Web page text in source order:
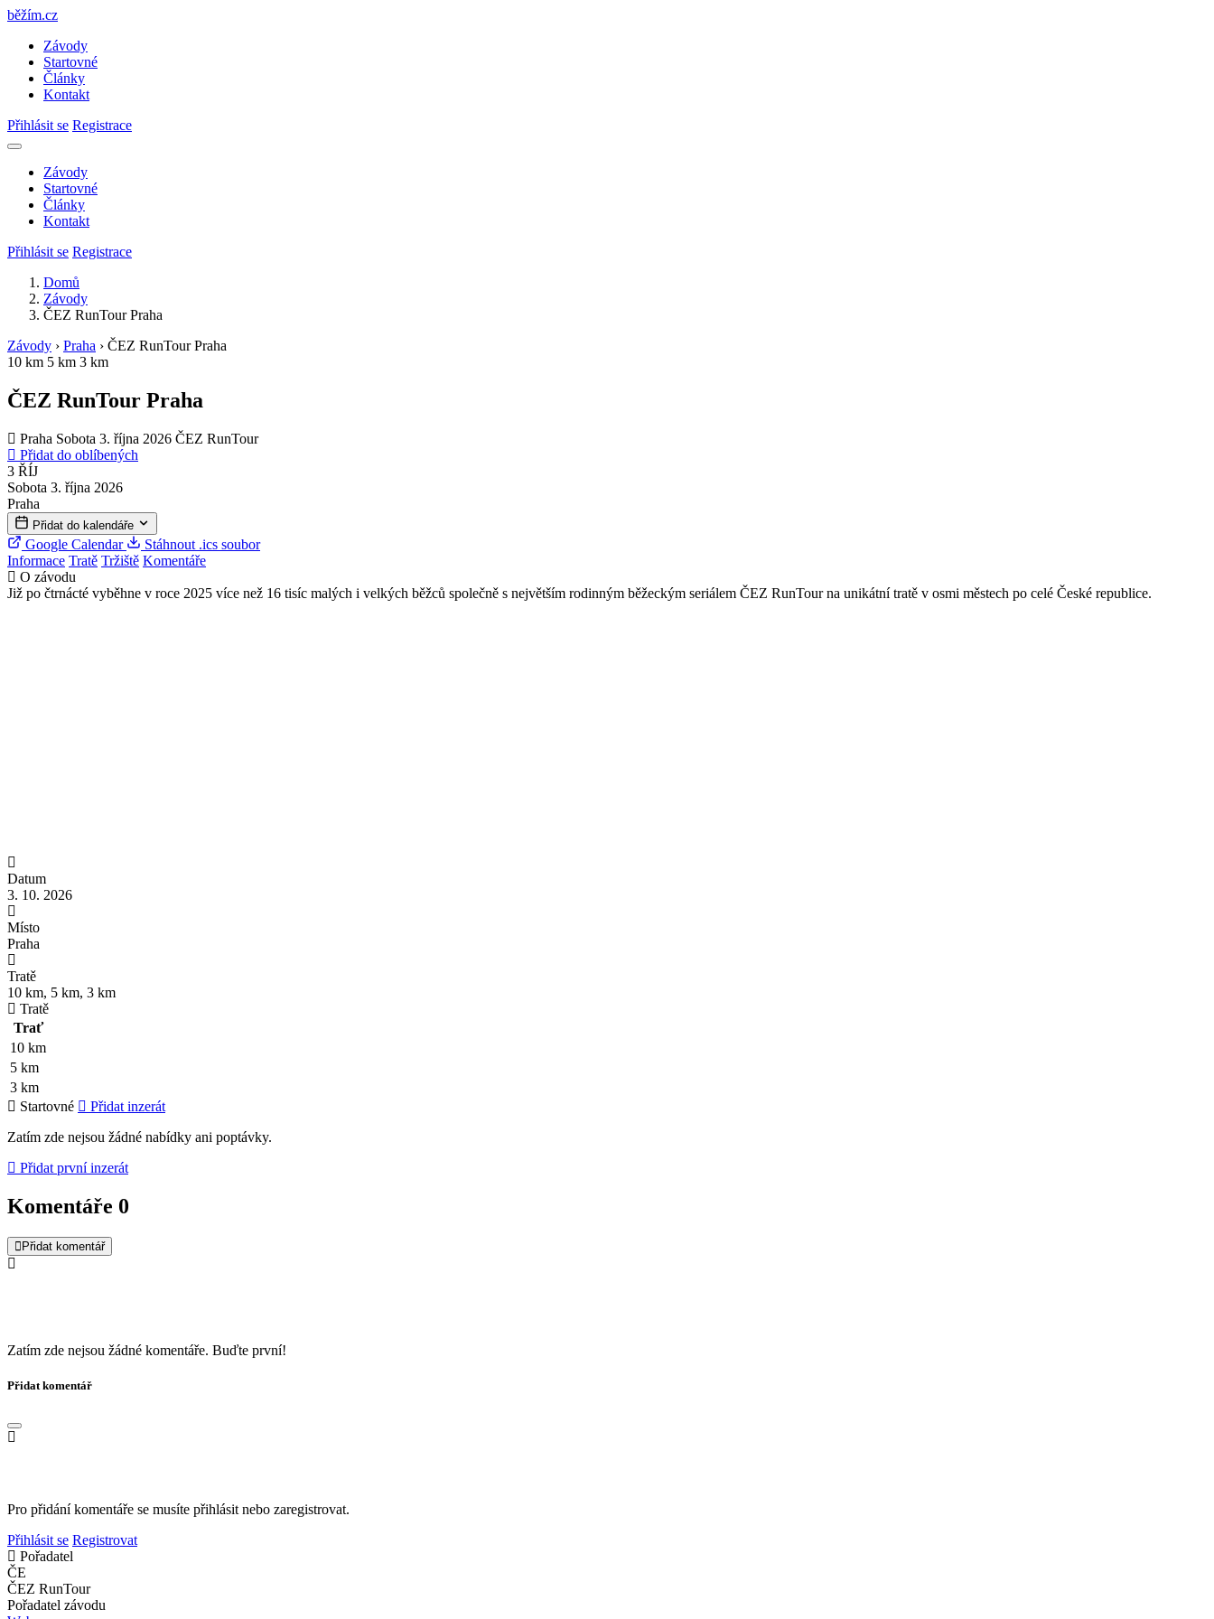
běžím.cz
Závody
Startovné
Články
Kontakt
Přihlásit se Registrace
Závody
Startovné
Články
Kontakt
Přihlásit se Registrace
Domů
Závody
ČEZ RunTour Praha
Závody › Praha › ČEZ RunTour Praha
10 km 5 km 3 km
ČEZ RunTour Praha
Praha Sobota 3. října 2026 ČEZ RunTour
Přidat do oblíbených
3 ŘÍJ
Sobota 3. října 2026
Praha
Přidat do kalendáře
Google Calendar
Stáhnout .ics soubor
Informace Tratě Tržiště Komentáře
O závodu
Již po čtrnácté vyběhne v roce 2025 více než 16 tisíc malých i velkých běžců společně s největším rodinným běžeckým seriálem ČEZ RunTour na unikátní tratě v osmi městech po celé České republice.
Datum
3. 10. 2026
Místo
Praha
Tratě
10 km, 5 km, 3 km
Tratě
Trať
10 km
5 km
3 km
Startovné
Přidat inzerát
Zatím zde nejsou žádné nabídky ani poptávky.
Přidat první inzerát
Komentáře 0
Přidat komentář
Zatím zde nejsou žádné komentáře. Buďte první!
Přidat komentář
Pro přidání komentáře se musíte přihlásit nebo zaregistrovat.
Přihlásit se Registrovat
Pořadatel
ČE
ČEZ RunTour
Pořadatel závodu